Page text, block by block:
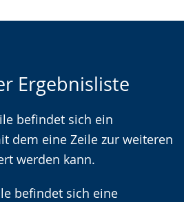
Ergebnisliste
befindet sich ein
dem eine Zeile zur weiteren
werden kann.
befindet sich eine